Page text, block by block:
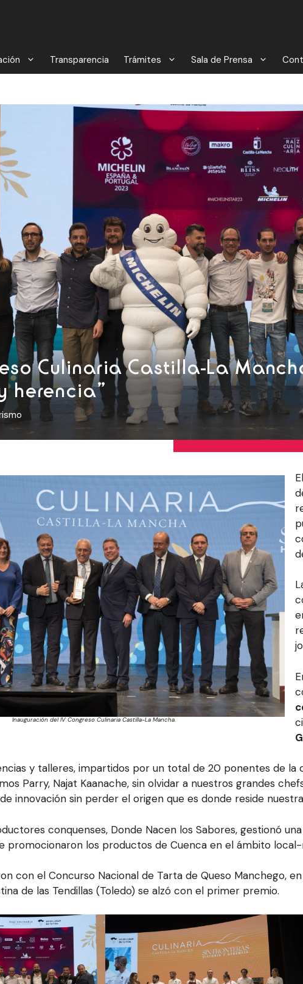
Transparencia Trámites Sala de Prensa
Culinaria Castilla-La
herencia”
Inauguración del IV Congreso Culinaria Castilla-La Mancha.
y talleres, impartidos por un total de 20 ponentes de la
Parry, Najat Kaanache, sin olvidar a nuestros grandes
innovación sin perder el origen que es donde reside
conquenses, Donde Nacen los Sabores, gestionó
promocionaron los productos de Cuenca en el ámbito local-
con el Concurso Nacional de Tarta de Queso Manchego,
de las Tendillas (Toledo) se alzó con el primer premio.